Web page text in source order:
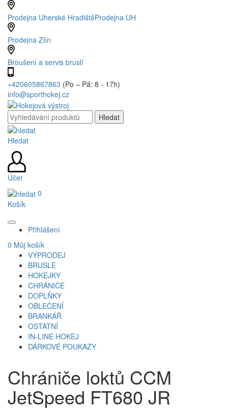
Prodejna Uherské HradištěProdejna UH
Prodejna Zlín
Broušení a servis bruslí
+420605867863 (Po – Pá: 8 - 17h)
info@sporthokej.cz
Hledat
Účet
0
Košík
Přihlášení
0 Můj košík
VÝPRODEJ
BRUSLE
HOKEJKY
CHRÁNIČE
DOPLŇKY
OBLEČENÍ
BRANKÁŘ
OSTATNÍ
IN-LINE HOKEJ
DÁRKOVÉ POUKAZY
Chrániče loktů CCM
JetSpeed FT680 JR